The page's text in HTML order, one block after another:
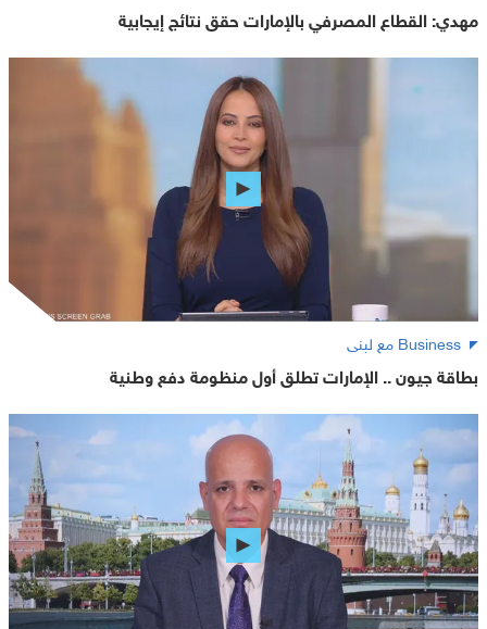
مهدي: القطاع المصرفي بالإمارات حقق نتائج إيجابية
Business مع لبنى
بطاقة جيون .. الإمارات تطلق أول منظومة دفع وطنية